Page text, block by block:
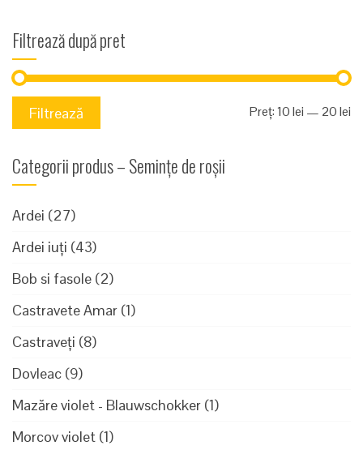
Filtrează după pret
Filtrează Preț:10 lei — 20 lei
Categorii produs – Semințe de roșii
Ardei (27)
Ardei iuți (43)
Bob si fasole (2)
Castravete Amar (1)
Castraveți (8)
Dovleac (9)
Mazăre violet - Blauwschokker (1)
Morcov violet (1)